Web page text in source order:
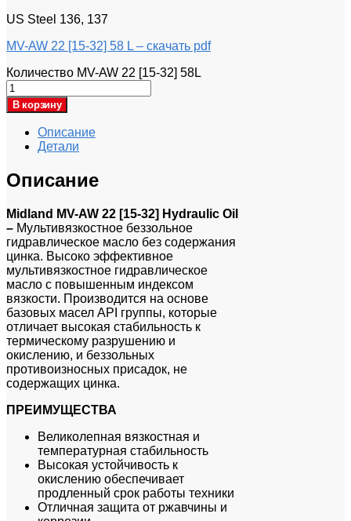
US Steel 136, 137
MV-AW 22 [15-32] 58 L – скачать pdf
Количество MV-AW 22 [15-32] 58L
В корзину
Описание
Детали
Описание
Midland MV-AW 22 [15-32] Hydraulic Oil
– Мультивязкостное беззольное
гидравлическое масло без содержания
цинка. Высоко эффективное
мультивязкостное гидравлическое
масло с повышенным индексом
вязкости. Производится на основе
базовых масел API группы, которые
отличает высокая стабильность к
термическому разрушению и
окислению, и беззольных
противоизносных присадок, не
содержащих цинка.
ПРЕИМУЩЕСТВА
Великолепная вязкостная и
температурная стабильность
Высокая устойчивость к
окислению обеспечивает
продленный срок работы техники
Отличная защита от ржавчины и